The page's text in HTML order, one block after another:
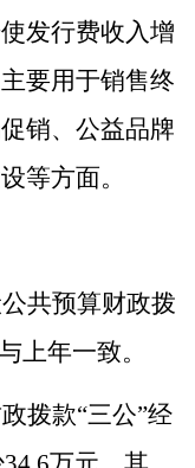
发行费收入增
要用于销售终
销、公益品牌
等方面。
共预算财政拨
上年一致。
拨款“三公”经